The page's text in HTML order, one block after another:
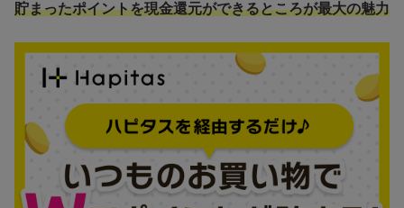
貯まったポイントを現金還元ができるところが最大の魅力